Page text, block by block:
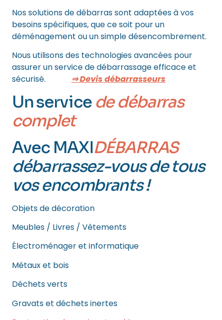
Nos solutions de débarras sont adaptées à vos
besoins spécifiques, que ce soit pour un
déménagement ou un simple désencombrement.
Nous utilisons des technologies avancées pour
assurer un service de débarrassage efficace et
sécurisé. ⇒ Devis débarrasseurs
Un service de débarras
complet
Avec MAXIDÉBARRAS
débarrassez-vous de tous
vos encombrants !
Objets de décoration
Meubles / Livres / Vêtements
Électroménager et informatique
Métaux et bois
Déchets verts
Gravats et déchets inertes